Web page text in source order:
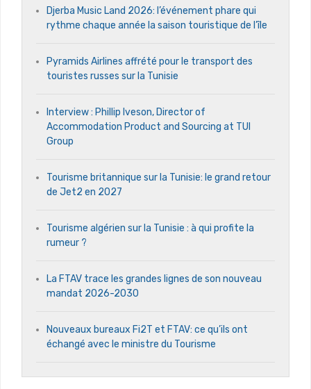
Djerba Music Land 2026: l’événement phare qui
rythme chaque année la saison touristique de l’île
Pyramids Airlines affrété pour le transport des
touristes russes sur la Tunisie
Interview : Phillip Iveson, Director of
Accommodation Product and Sourcing at TUI
Group
Tourisme britannique sur la Tunisie: le grand retour
de Jet2 en 2027
Tourisme algérien sur la Tunisie : à qui profite la
rumeur ?
La FTAV trace les grandes lignes de son nouveau
mandat 2026-2030
Nouveaux bureaux Fi2T et FTAV: ce qu’ils ont
échangé avec le ministre du Tourisme